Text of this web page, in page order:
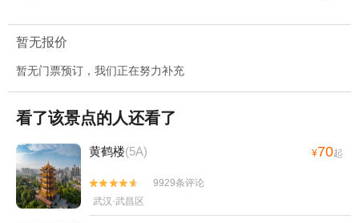
暂无报价
暂无门票预订，我们正在努力补充
看了该景点的人还看了
黄鹤楼(5A) ¥70起


9929条评论
武汉·武昌区